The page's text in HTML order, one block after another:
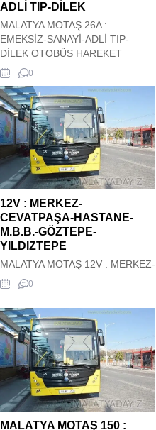
ADLİ TIP-DİLEK
MALATYA MOTAŞ 26A :
EMEKSİZ-SANAYİ-ADLİ TIP-
DİLEK OTOBÜS HAREKET
SAATLERİ Malatya Motaş Şehir içi
26A : EMEKSİZ-SANAYİ-ADLİ TIP-
DİLEK Otobüs Kalkış saatleri siz
değerli ziyaretçilerimizin
hizmetindedir. Hareket saatleri
güncel olup sitemiz tarafından
güncel olarak çekilmektedir. 26A :
EMEKSİZ-SANAYİ-ADLİ TIP-
DİLEK OTOBÜS HAREKET
0
12V : MERKEZ-
CEVATPAŞA-HASTANE-
M.B.B.-GÖZTEPE-
YILDIZTEPE
MALATYA MOTAŞ 12V : MERKEZ-
CEVATPAŞA-HASTANE-M.B.B.-
GÖZTEPE-YILDIZTEPE OTOBÜS
HAREKET SAATLERİ Malatya
Motaş Şehir içi 12V : MERKEZ-
CEVATPAŞA-HASTANE-M.B.B.-
GÖZTEPE-YILDIZTEPE Otobüs
Kalkış saatleri siz değerli
ziyaretçilerimizin hizmetindedir.
Hareket saatleri güncel olup
sitemiz tarafından güncel olarak
çekilmektedir. 12V : MERKEZ-
0
MALATYA MOTAŞ 150 :